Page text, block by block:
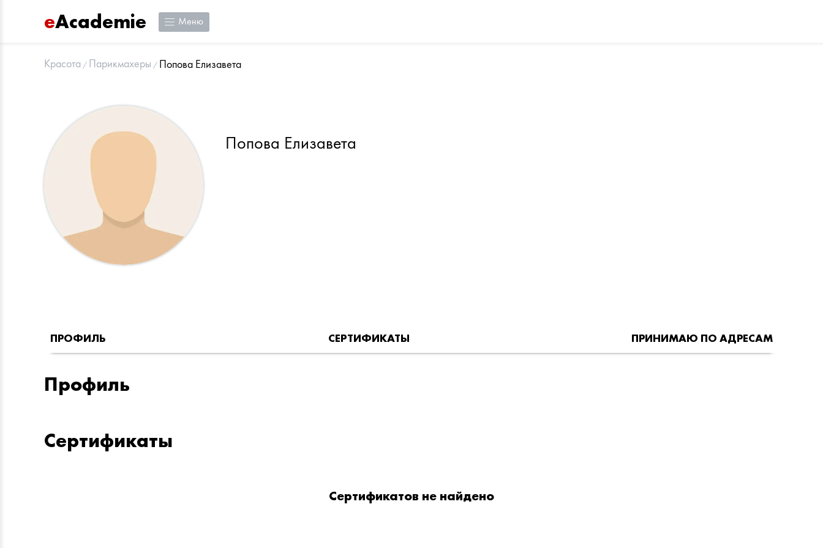
eAcademie Меню
Красота Парикмахеры Попова Елизавета
Попова Елизавета
ПРОФИЛЬ СЕРТИФИКАТЫ ПРИНИМАЮ ПО АДРЕСАМ
Профиль
Сертификаты
Сертификатов не найдено